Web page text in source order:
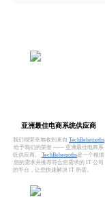
亚洲最佳电商系统供应商
我们很荣幸地收到来自 TechBehemoths
给予我们的荣誉 —— 亚洲最佳电商系
统供应商。
TechBehemoths是一个根据
您的需求并推荐符合您需求的 IT 公司
的平台，让您快速解决 IT 所需。